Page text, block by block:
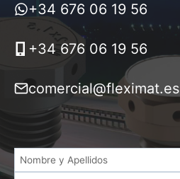
+34 676 06 19 56
+34 676 06 19 56
comercial@fleximat.es